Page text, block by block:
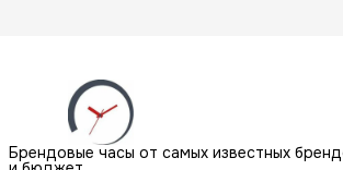
Брендовые часы от самых известных